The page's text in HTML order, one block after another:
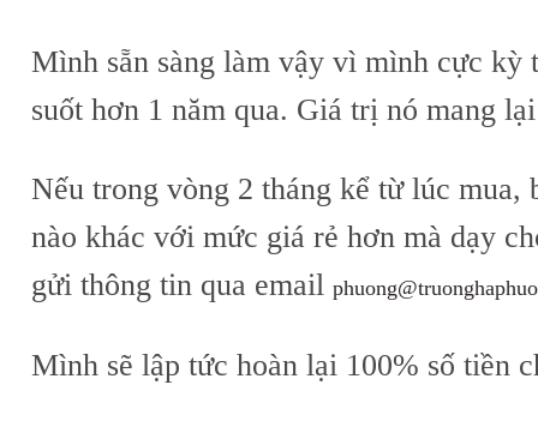
Mình sẵn sàng làm vậy vì mình cực kỳ
suốt hơn 1 năm qua. Giá trị nó mang
Nếu trong vòng 2 tháng kể từ lúc
nào khác với mức giá rẻ hơn mà dạy
gửi thông tin qua email
Mình sẽ lập tức hoàn lại 100% số tiền